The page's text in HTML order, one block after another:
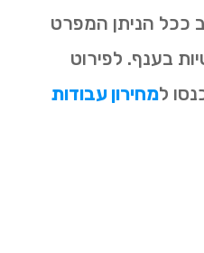
ככל הניתן המפרט
בענף. לפירוט
למחירון עבודות